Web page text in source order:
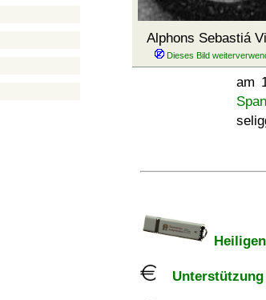
Alphons Sebastiá
am
Unterstützung